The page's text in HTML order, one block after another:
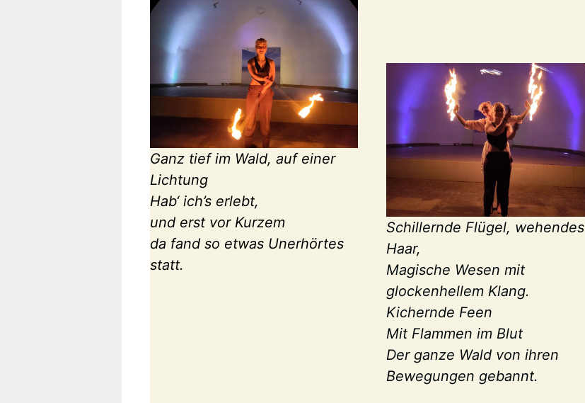
Ganz tief im Wald, auf einer
Lichtung
Hab‘ ich’s erlebt,
und erst vor Kurzem
da fand so etwas Unerhörtes
statt.
Schillernde Flügel, wehendes
Haar,
Magische Wesen mit
glockenhellem Klang.
Kichernde Feen
Mit Flammen im Blut
Der ganze Wald von ihren
Bewegungen gebannt.